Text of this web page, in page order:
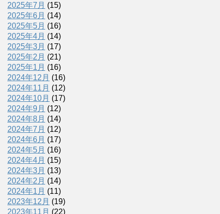
2025年7月 (15)
2025年6月 (14)
2025年5月 (16)
2025年4月 (14)
2025年3月 (17)
2025年2月 (21)
2025年1月 (16)
2024年12月 (16)
2024年11月 (12)
2024年10月 (17)
2024年9月 (12)
2024年8月 (14)
2024年7月 (12)
2024年6月 (17)
2024年5月 (16)
2024年4月 (15)
2024年3月 (13)
2024年2月 (14)
2024年1月 (11)
2023年12月 (19)
2023年11月 (22)